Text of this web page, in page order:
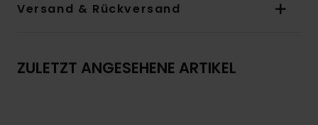
Versand & Rückversand
ZULETZT ANGESEHENE ARTIKEL